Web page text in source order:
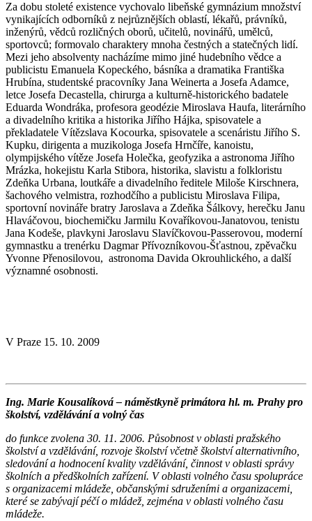
Za dobu stoleté existence vychovalo libeňské gymnázium množství
vynikajících odborníků z nejrůznějších oblastí, lékařů, právníků,
inženýrů, vědců rozličných oborů, učitelů, novinářů, umělců,
sportovců; formovalo charaktery mnoha čestných a statečných lidí.
Mezi jeho absolventy nacházíme mimo jiné hudebního vědce a
publicistu Emanuela Kopeckého, básníka a dramatika Františka
Hrubína, studentské pracovníky Jana Weinerta a Josefa Adamce,
letce Josefa Decastella, chirurga a kulturně-historického badatele
Eduarda Wondráka, profesora geodézie Miroslava Haufa, literárního
a divadelního kritika a historika Jiřího Hájka, spisovatele a
překladatele Vítězslava Kocourka, spisovatele a scenáristu Jiřího S.
Kupku, dirigenta a muzikologa Josefa Hrnčíře, kanoistu,
olympijského vítěze Josefa Holečka, geofyzika a astronoma Jiřího
Mrázka, hokejistu Karla Stibora, historika, slavistu a folkloristu
Zdeňka Urbana, loutkáře a divadelního ředitele Miloše Kirschnera,
šachového velmistra, rozhodčího a publicistu Miroslava Filipa,
sportovní novináře bratry Jaroslava a Zdeňka Šálkovy, herečku Janu
Hlaváčovou, biochemičku Jarmilu Kovaříkovou-Janatovou, tenistu
Jana Kodeše, plavkyni Jaroslavu Slavíčkovou-Passerovou, moderní
gymnastku a trenérku Dagmar Přívozníkovou-Šťastnou, zpěvačku
Yvonne Přenosilovou, astronoma Davida Okrouhlického, a další
významné osobnosti.
V Praze 15. 10. 2009
Ing. Marie Kousalíková – náměstkyně primátora hl. m. Prahy pro
školství, vzdělávání a volný čas
do funkce zvolena 30. 11. 2006. Působnost v oblasti pražského
školství a vzdělávání, rozvoje školství včetně školství alternativního,
sledování a hodnocení kvality vzdělávání, činnost v oblasti správy
školních a předškolních zařízení. V oblasti volného času spolupráce
s organizacemi mládeže, občanskými sdruženími a organizacemi,
které se zabývají péčí o mládež, zejména v oblasti volného času
mládeže.